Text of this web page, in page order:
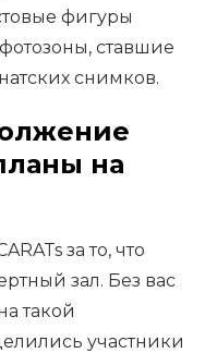
фигуры
ставшие
снимков.
на
за то, что
зал. Без вас
такой
участники